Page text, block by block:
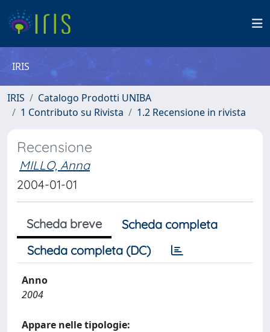
IRIS
IRIS
Catalogo Prodotti UNIBA
1 Contributo su Rivista
1.2 Recensione in rivista
Recensione
MILLO, Anna
2004-01-01
Scheda breve
Scheda completa
Scheda completa (DC)
Anno
2004
Appare nelle tipologie: